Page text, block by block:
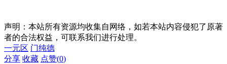
声明：本站所有资源均收集自网络，如若本站内容侵犯了原著
者的合法权益，可联系我们进行处理。
一元区 门纯德
分享 收藏 点赞(0)